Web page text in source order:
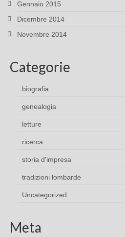
Gennaio 2015
Dicembre 2014
Novembre 2014
Categorie
biografia
genealogia
letture
ricerca
storia d'impresa
tradizioni lombarde
Uncategorized
Meta